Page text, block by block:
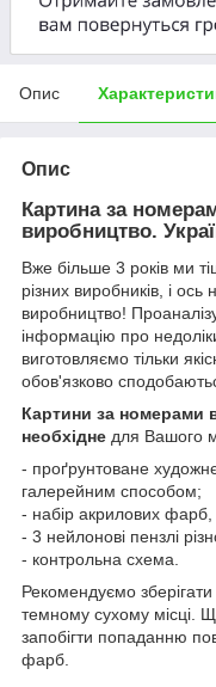
Опис
Опис
Картина за
виробництво.
Вже більше 3 років ми
різних виробників, і
виробництво!
інформацію про
виготовляємо тільки
обов'язково
Картини за номерами
необхідне для Вашого
- проґрунтоване
галерейним способом;
- набір акрилових фарб,
- 3 нейлонові пензлі
- контрольна схема.
Рекомендуємо
темному сухому місці.
запобігти попаданню
фарб.